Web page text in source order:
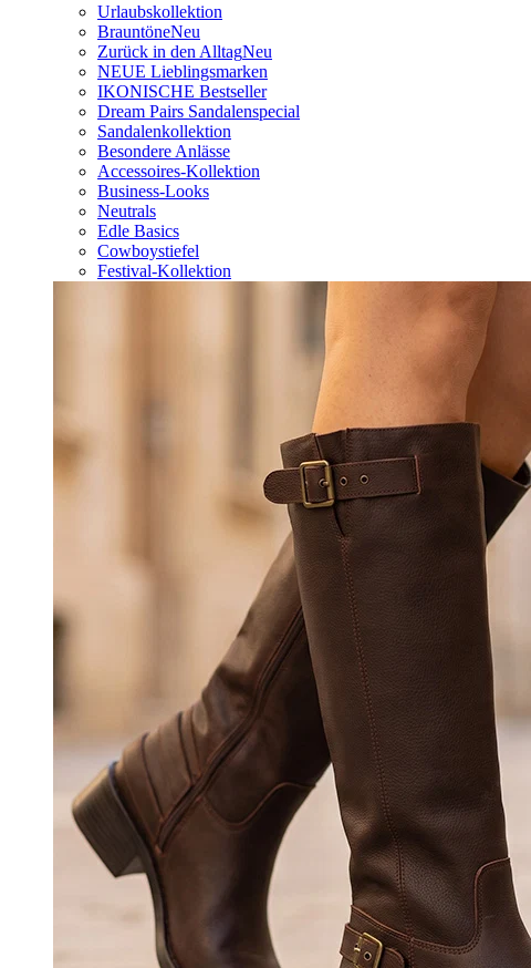
Urlaubskollektion
BrauntöneNeu
Zurück in den AlltagNeu
NEUE Lieblingsmarken
IKONISCHE Bestseller
Dream Pairs Sandalenspecial
Sandalenkollektion
Besondere Anlässe
Accessoires-Kollektion
Business-Looks
Neutrals
Edle Basics
Cowboystiefel
Festival-Kollektion